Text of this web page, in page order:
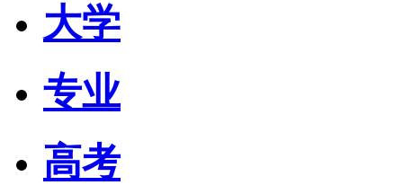
大学
专业
高考